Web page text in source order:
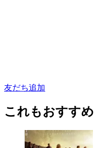
友だち追加
これもおすすめ